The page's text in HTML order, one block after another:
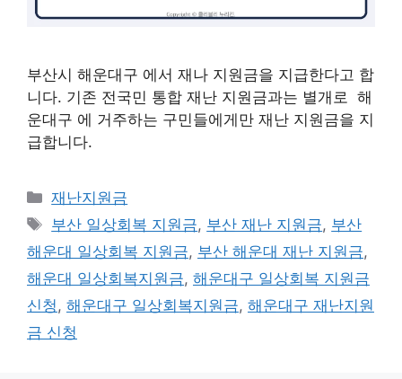
부산시 해운대구 에서 재나 지원금을 지급한다고 합
니다. 기존 전국민 통합 재난 지원금과는 별개로 해
운대구 에 거주하는 구민들에게만 재난 지원금을 지
급합니다.
카
테
리
재난지원금
태
그
부산 일상회복 지원금, 부산 재난 지원금, 부산
해운대 일상회복 지원금, 부산 해운대 재난 지원금,
해운대 일상회복지원금, 해운대구 일상회복 지원금
신청, 해운대구 일상회복지원금, 해운대구 재난지원
금 신청